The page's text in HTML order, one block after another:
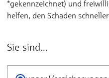
*gekennzeichnet) und
helfen, den Schaden
Sie sind...
Sie sind...